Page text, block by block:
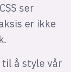
ser
er ikke
å style vår